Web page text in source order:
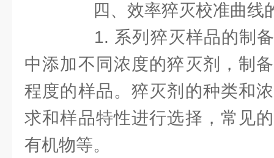
四、效率猝灭校准曲线
1. 系列猝灭样品的制备
中添加不同浓度的猝灭剂，制
程度的样品。猝灭剂的种类和
求和样品特性进行选择，常见
有机物等。